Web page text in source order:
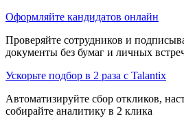
Оформляйте кандидатов онлайн
Проверяйте сотрудников и
документы без бумаг и личных
Ускорьте подбор в 2 раза с Talantix
Автоматизируйте сбор откликов,
собирайте аналитику в 2 клика